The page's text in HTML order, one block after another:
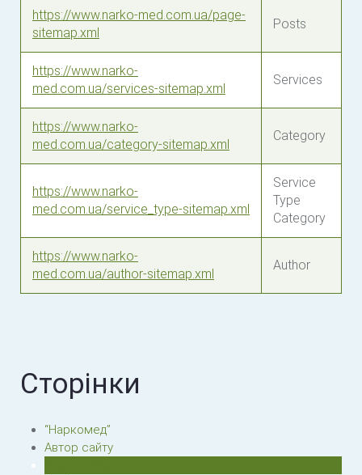
https://www.narko-med.com.ua/page-
sitemap.xml
Posts
https://www.narko-
med.com.ua/services-sitemap.xml
Services
https://www.narko-
med.com.ua/category-sitemap.xml
Category
https://www.narko-
med.com.ua/service_type-sitemap.xml
Service
Type
Category
https://www.narko-
med.com.ua/author-sitemap.xml
Author
Сторінки
“Наркомед”
Автор сайту